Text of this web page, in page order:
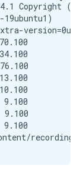
Copyright (c)
19ubuntu1)
9.100
9.100
9.100